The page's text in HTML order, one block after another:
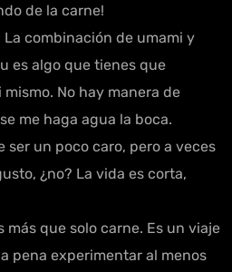
de la carne!
La combinación de umami y
es algo que tienes que
No hay manera de
me haga agua la boca.
ser un poco caro, pero a veces
¿no? La vida es corta,
más que solo carne. Es un viaje
pena experimentar al menos